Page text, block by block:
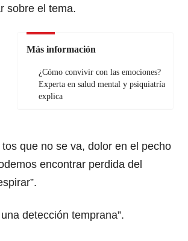
sobre el tema.
Más información
¿Cómo convivir con las emociones?
Experta en salud mental y psiquiatría
explica
que no se va, dolor en el pecho
encontrar perdida del
detección temprana”.